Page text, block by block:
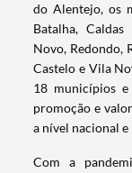
do Alentejo, os
Batalha,
Novo, Redondo,
Castelo e Vila
18 municípios
promoção e
a nível nacional
Com a